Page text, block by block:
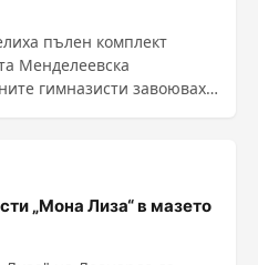
пълен комплект
Менделеевска
гимназисти завоюваха
„Мона Лиза“ в мазето